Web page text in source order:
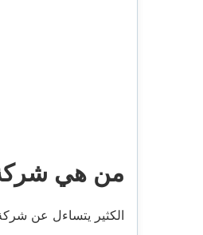
من هي
الكثير يتساءل عن